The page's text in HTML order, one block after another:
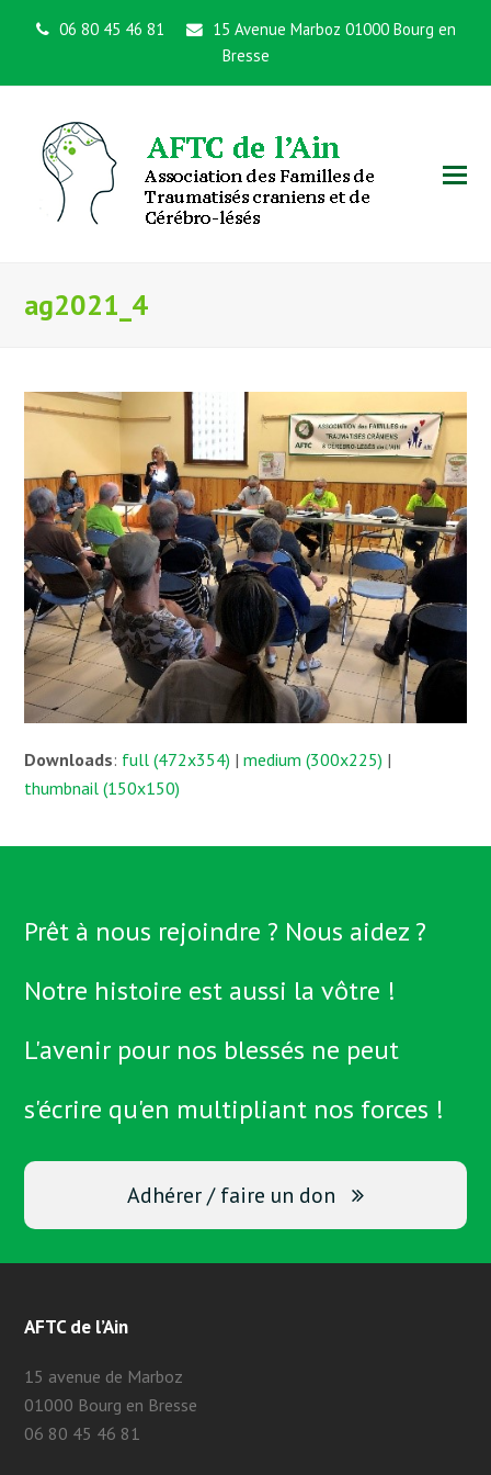
06 80 45 46 81
15 Avenue Marboz 01000 Bourg en
Bresse
ag2021_4
Downloads: full (472x354) |medium (300x225) |
thumbnail (150x150)
Prêt à nous rejoindre ? Nous aidez ?
Notre histoire est aussi la vôtre !
L'avenir pour nos blessés ne peut
s'écrire qu'en multipliant nos forces !
Adhérer / faire un don
AFTC de l’Ain
15 avenue de Marboz
01000 Bourg en Bresse
06 80 45 46 81